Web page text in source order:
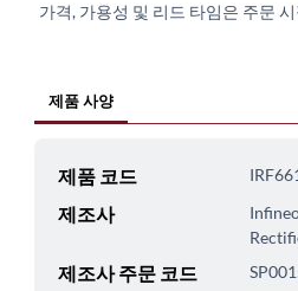
가격, 가용성 및 리드 타임은 주문
제품 사양
제품 코드
제조사
제조사 주문 코드